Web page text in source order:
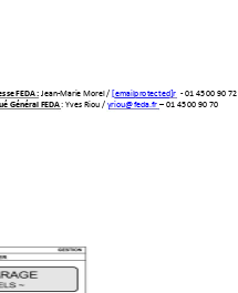
FEDA : Jean-Marie Morel / [email protected]r - 01 45 00 90 72
Général FEDA : Yves Riou / yriou@feda.fr – 01 45 00 90 70